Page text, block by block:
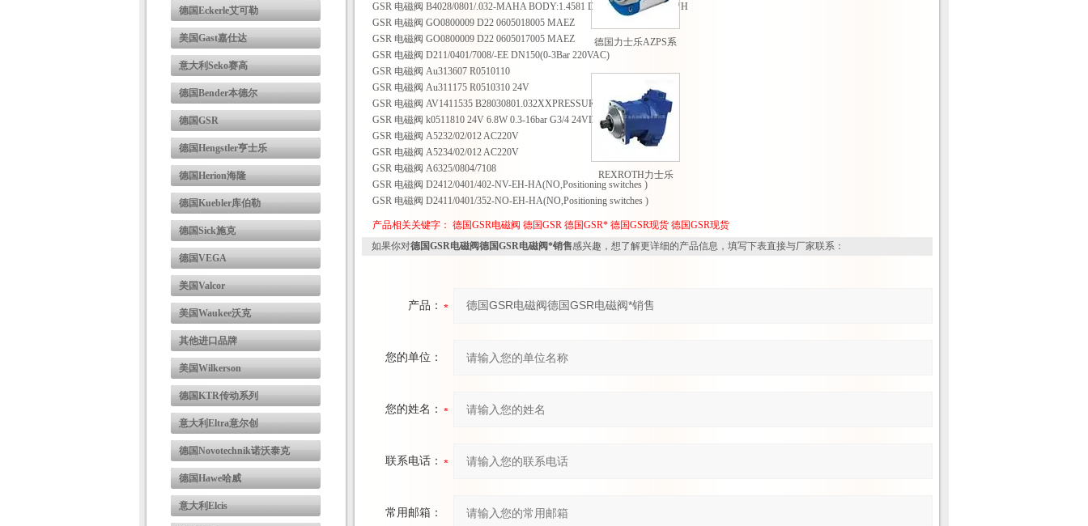
德国Eckerle艾可勒
美国Gast嘉仕达
意大利Seko赛高
德国Bender本德尔
德国GSR
德国Hengstler亨士乐
德国Herion海隆
德国Kuebler库伯勒
德国Sick施克
德国VEGA
美国Valcor
美国Waukee沃克
其他进口品牌
美国Wilkerson
德国KTR传动系列
意大利Eltra意尔创
德国Novotechnik诺沃泰克
德国Hawe哈威
意大利Elcis
德国力士乐AZPS系
列外啮合齿轮泵
REXROTH力士乐
A7VO系列轴向柱塞
变量泵
GSR 电磁阀 B4028/0801/.032-MAHA BODY:1.4581 DN50 PN40 63V3 75VH
GSR 电磁阀 GO0800009 D22 0605018005 MAEZ
GSR 电磁阀 GO0800009 D22 0605017005 MAEZ
GSR 电磁阀 D211/0401/7008/-EE DN150(0-3Bar 220VAC)
GSR 电磁阀 Au313607 R0510110
GSR 电磁阀 Au311175 R0510310 24V
GSR 电磁阀 AV1411535 B28030801.032XXPRESSURE
GSR 电磁阀 k0511810 24V 6.8W 0.3-16bar G3/4 24VDC
GSR 电磁阀 A5232/02/012 AC220V
GSR 电磁阀 A5234/02/012 AC220V
GSR 电磁阀 A6325/0804/7108
GSR 电磁阀 D2412/0401/402-NV-EH-HA(NO,Positioning switches )
GSR 电磁阀 D2411/0401/352-NO-EH-HA(NO,Positioning switches )
产品相关关键字： 德国GSR电磁阀 德国GSR 德国GSR* 德国GSR现货 德国GSR现货
如果你对德国GSR电磁阀德国GSR电磁阀*销售感兴趣，想了解更详细的产品信息，填写下表直接与厂家联系：
产品：
您的单位：
您的姓名：
联系电话：
常用邮箱：